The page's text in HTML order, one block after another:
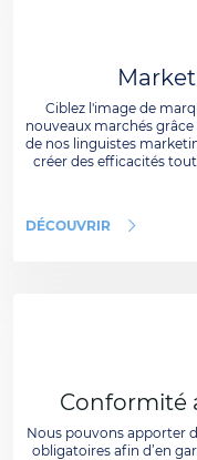
Ciblez l'image de
nouveaux marchés
de nos linguistes
créer des efficacités
DÉCOUVRIR
Conformité
Nous pouvons apporter
obligatoires afin d’en